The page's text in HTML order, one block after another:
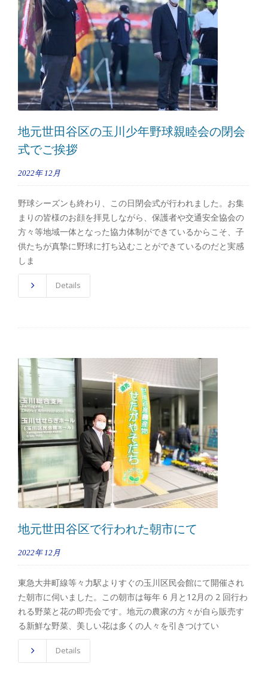
地元世田谷区の玉川少年野球親睦会の閉会
式でご挨拶
2022年 12月
野球シーズンも終わり、この日閉会式が行われました。お集
まりの皆様のお顔を拝見しながら、保護者や交通安全協会の
方々等地域一体となった協力体制ができているからこそ、子
供たちが真摯に野球に打ち込むことができているのだと実感
しま
Details
地元世田谷区で行われた朝市にて
2022年 12月
東急大井町線等々力駅よりすぐの玉川区民会館にて開催され
た朝市に伺いました。この朝市は毎年 6 月と12月の 2 回行わ
れる野菜と花の即売会です。地元の農家の方々が自ら販売す
る新鮮な野菜、美しい花は多くの人々を引きつけてい
Details